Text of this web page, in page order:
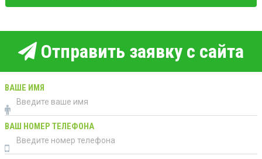
Отправить заявку с сайта
ВАШЕ ИМЯ
ВАШ НОМЕР ТЕЛЕФОНА